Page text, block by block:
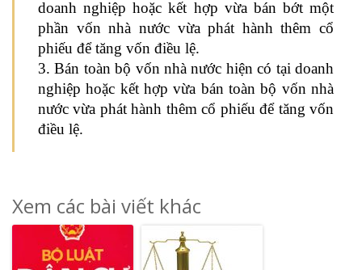
doanh nghiệp hoặc kết hợp vừa bán bớt một
phần vốn nhà nước vừa phát hành thêm cổ
phiếu để tăng vốn điều lệ.
3. Bán toàn bộ vốn nhà nước hiện có tại doanh
nghiệp hoặc kết hợp vừa bán toàn bộ vốn nhà
nước vừa phát hành thêm cổ phiếu để tăng vốn
điều lệ.
Xem các bài viết khác